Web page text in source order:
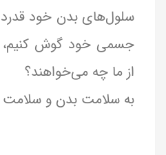
سلول‌های بدن خود
جسمی خود گوش کنیم،
از ما چه می‌خواهند؟
به سلامت بدن و